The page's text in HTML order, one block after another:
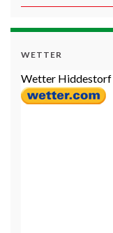
WETTER
Wetter Hiddestorf